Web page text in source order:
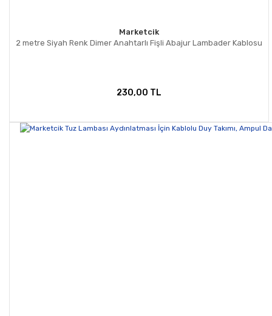
Marketcik
2 metre Siyah Renk Dimer Anahtarlı Fişli Abajur Lambader Kablosu
230,00 TL